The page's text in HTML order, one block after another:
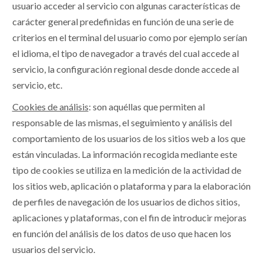
usuario acceder al servicio con algunas características de
carácter general predefinidas en función de una serie de
criterios en el terminal del usuario como por ejemplo serían
el idioma, el tipo de navegador a través del cual accede al
servicio, la configuración regional desde donde accede al
servicio, etc.
Cookies de análisis: son aquéllas que permiten al
responsable de las mismas, el seguimiento y análisis del
comportamiento de los usuarios de los sitios web a los que
están vinculadas. La información recogida mediante este
tipo de cookies se utiliza en la medición de la actividad de
los sitios web, aplicación o plataforma y para la elaboración
de perfiles de navegación de los usuarios de dichos sitios,
aplicaciones y plataformas, con el fin de introducir mejoras
en función del análisis de los datos de uso que hacen los
usuarios del servicio.